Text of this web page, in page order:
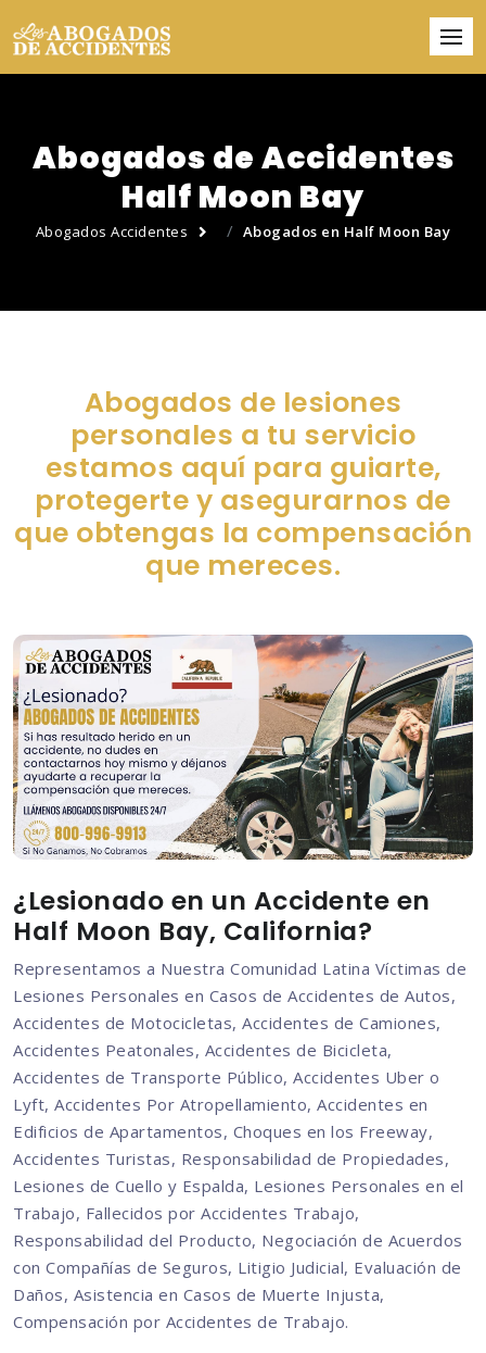
Abogados de Accidentes
Half Moon Bay
Abogados Accidentes Abogados en Half Moon Bay
Abogados de lesiones
personales a tu servicio
estamos aquí para guiarte,
protegerte y asegurarnos de
que obtengas la compensación
que mereces.
¿Lesionado en un Accidente en
Half Moon Bay, California?
Representamos a Nuestra Comunidad Latina Víctimas de
Lesiones Personales en Casos de Accidentes de Autos,
Accidentes de Motocicletas, Accidentes de Camiones,
Accidentes Peatonales, Accidentes de Bicicleta,
Accidentes de Transporte Público, Accidentes Uber o
Lyft, Accidentes Por Atropellamiento, Accidentes en
Edificios de Apartamentos, Choques en los Freeway,
Accidentes Turistas, Responsabilidad de Propiedades,
Lesiones de Cuello y Espalda, Lesiones Personales en el
Trabajo, Fallecidos por Accidentes Trabajo,
Responsabilidad del Producto, Negociación de Acuerdos
con Compañías de Seguros, Litigio Judicial, Evaluación de
Daños, Asistencia en Casos de Muerte Injusta,
Compensación por Accidentes de Trabajo.